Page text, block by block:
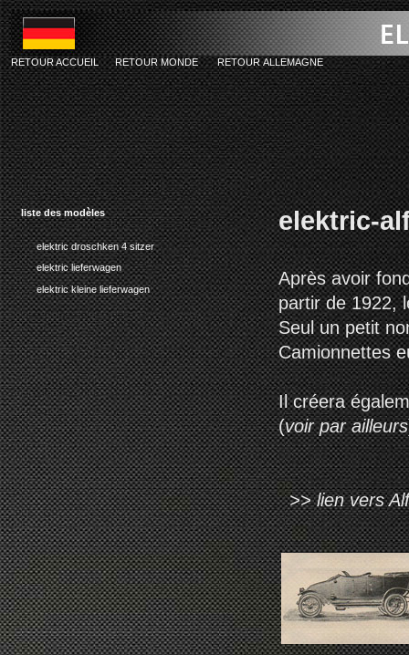
liste des modèles
elektric droschken 4 sitzer
elektric lieferwagen
elektric kleine lieferwagen
elektric-
Après avoir
partir de 1922,
Seul un petit
Camionnettes
Il créera
(voir par ailleurs
>> lien vers
RETOUR ACCUEIL RETOUR MONDE RETOUR ALLEMAGNE